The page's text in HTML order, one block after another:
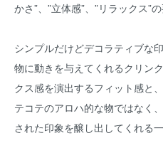
かさ”、”立体感”、”リラックス”
シンプルだけどデコラティブな
物に動きを与えてくれるクリン
クス感を演出するフィット感と
テコテのアロハ的な物ではなく
された印象を醸し出してくれる一